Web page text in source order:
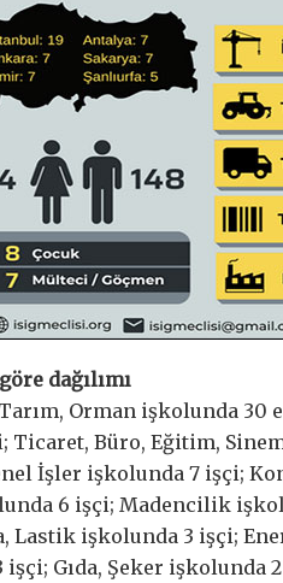
dağılımı
Orman işkolunda 30
Ticaret, Büro, Eğitim,
İşler işkolunda 7 işçi;
6 işçi; Madencilik
Lastik işkolunda 3 işçi;
Gıda, Şeker işkolunda